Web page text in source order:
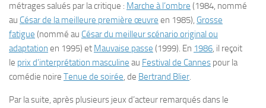
métrages salués par la critique : Marche à l’ombre (1984, nommé
au César de la meilleure première œuvre en 1985), Grosse
fatigue (nommé au César du meilleur scénario original ou
adaptation en 1995) et Mauvaise passe (1999). En 1986, il reçoit
le prix d’interprétation masculine au Festival de Cannes pour la
comédie noire Tenue de soirée, de Bertrand Blier.
Par la suite, après plusieurs jeux d’acteur remarqués dans le